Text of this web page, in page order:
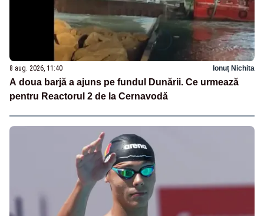
8 aug. 2026, 11:40 Ionuț Nichita
A doua barjă a ajuns pe fundul Dunării. Ce urmează
pentru Reactorul 2 de la Cernavodă